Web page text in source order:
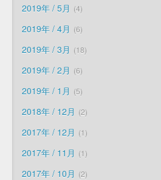
2019年 / 5月 4
2019年 / 4月 6
2019年 / 3月 18
2019年 / 2月 6
2019年 / 1月 5
2018年 / 12月 2
2017年 / 12月 1
2017年 / 11月 1
2017年 / 10月 2